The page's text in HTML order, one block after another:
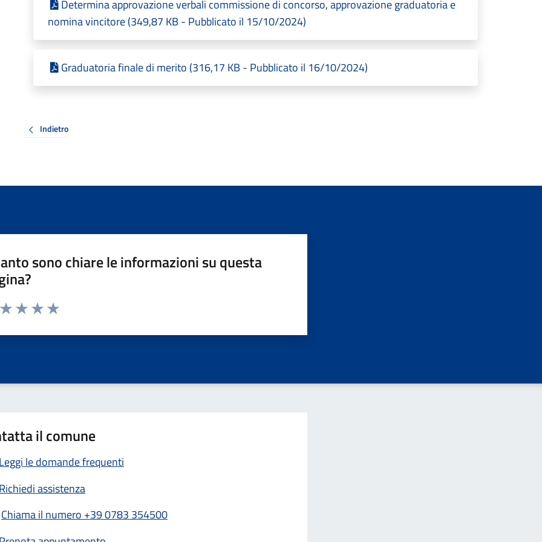
Determina approvazione verbali commissione di concorso, approvazione graduatoria e
nomina vincitore (349,87 KB - Pubblicato il 15/10/2024)
Graduatoria finale di merito (316,17 KB - Pubblicato il 16/10/2024)
Indietro
sono chiare le informazioni su questa
da 1 a 5 stelle la pagina
il comune
le domande frequenti
assistenza
Chiama il numero +39 0783 354500